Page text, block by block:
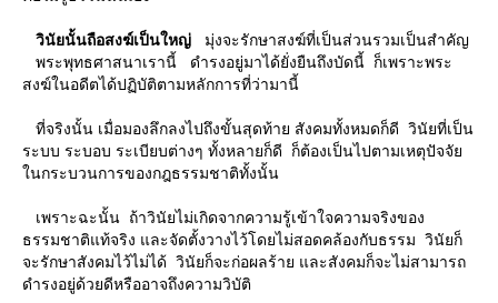
วินัยนั้นถือสงฆ์เป็นใหญ่
มุ่งจะรักษาสงฆ์ที่เป็นส่วนรวมเป็นสำคัญ
พระพุทธศาสนาเรานี้ ดำรงอยู่มาได้ยั่งยืนถึงบัดนี้ ก็เพราะพระ
สงฆ์ในอดีตได้ปฏิบัติตามหลักการที่ว่ามานี้
ที่จริงนั้น เมื่อมองลึกลงไปถึงขั้นสุดท้าย สังคมทั้งหมดก็ดี วินัยที่เป็น
ระบบ ระบอบ ระเบียบต่างๆ ทั้งหลายก็ดี ก็ต้องเป็นไปตามเหตุปัจจั
นกระบวนการของกฎธรรมชาติทั้งนั้น
เพราะฉะนั้น ถ้าวินัยไม่เกิดจากความรู้เข้าใจความจริงของ
ธรรมชาติแท้จริง และจัดตั้งวางไว้โดยไม่สอดคล้องกับธรรม วินัยก็
จะรักษาสังคมไว้ไม่ได้ วินัยก็จะก่อผลร้าย และสังคมก็จะไม่สามารถ
ดำรงอยู่ด้วยดีหรืออาจถึงความวิบัติ